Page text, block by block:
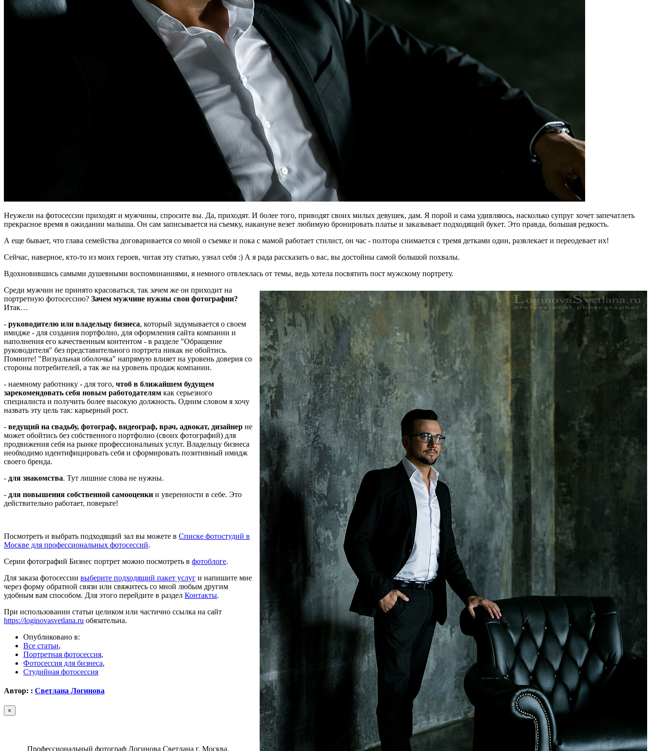
Неужели на фотосессии приходят и мужчины, спросите вы. Да, приходят. И более того, приводят своих милых девушек, дам. Я порой и сама удивляюсь, насколько супруг хочет запечатлеть
прекрасное время в ожидании малыша. Он сам записывается на съемку, накануне везет любимую бронировать платье и заказывает подходящий букет. Это правда, большая редкость.
А еще бывает, что глава семейства договаривается со мной о съемке и пока с мамой работает стилист, он час - полтора снимается с тремя детками один, развлекает и переодевает их!
Сейчас, наверное, кто-то из моих героев, читая эту статью, узнал себя :) А я рада рассказать о вас, вы достойны самой большой похвалы.
Вдохновившись самыми душевными воспоминаниями, я немного отвлеклась от темы, ведь хотела посвятить пост мужскому портрету.
Среди мужчин не принято красоваться, так зачем же он приходит на
портретную фотосессию? Зачем мужчине нужны свои фотографии?
Итак…
- руководителю или владельцу бизнеса, который задумывается о своем
имидже - для создания портфолио, для оформления сайта компании и
наполнения его качественным контентом - в разделе "Обращение
руководителя" без представительного портрета никак не обойтись.
Помните! "Визуальная оболочка" напрямую влияет на уровень доверия со
стороны потребителей, а так же на уровень продаж компании.
- наемному работнику - для того, чтоб в ближайшем будущем
зарекомендовать себя новым работодателям как серьезного
специалиста и получить более высокую должность. Одним словом я хочу
назвать эту цель так: карьерный рост.
- ведущий на свадьбу, фотограф, видеограф, врач, адвокат, дизайнер не
может обойтись без собственного портфолио (своих фотографий) для
продвижения себя на рынке профессиональных услуг. Владельцу бизнеса
необходимо идентифицировать себя и сформировать позитивный имидж
своего бренда.
- для знакомства. Тут лишние слова не нужны.
- для повышения собственной самооценки и уверенности в себе. Это
действительно работает, поверьте!
Посмотреть и выбрать подходящий зал вы можете в Списке фотостудий в
Москве для профессиональных фотосессий.
Серии фотографий Бизнес портрет можно посмотреть в фотоблоге.
Для заказа фотосессии выберите подходящий пакет услуг и напишите мне
через форму обратной связи или свяжитесь со мной любым другим
удобным вам способом. Для этого перейдите в раздел Контакты.
При использовании статьи целиком или частично ссылка на сайт
https://loginovasvetlana.ru обязательна.
Опубликовано в:
Все статьи,
Портретная фотосессия,
Фотосессия для бизнеса,
Студийная фотосессия
Автор: : Светлана Логинова
×
Профеcсиональный фотограф Логинова Светлана г. Москва.